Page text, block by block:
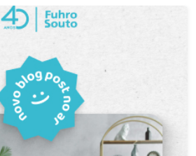
momentos de lazer e para
de casal, guarda-roupa e ar-
mais comodidade
sem vaga de garagem,
do locatário. Consulte